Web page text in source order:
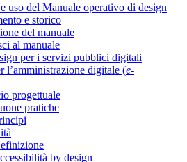
uso del Manuale operativo di design
e storico
del manuale
al manuale
per i servizi pubblici digitali
l’amministrazione digitale (e-
progettuale
pratiche
by design